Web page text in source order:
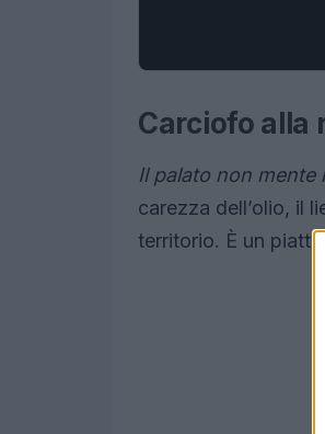
Carciofo alla
Il palato non mente
carezza dell’olio, il
territorio. È un